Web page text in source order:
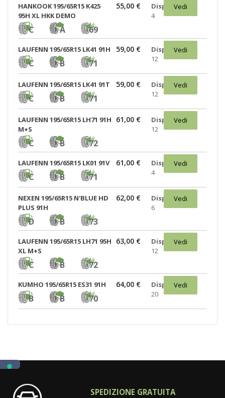
HANKOOK 195/65R15 K425
95H XL HKK DEMO
C A 69
55,00 €
Disponibili:
4
Vedi
LAUFENN 195/65R15 LK41 91H
C B 71
59,00 €
Disponibili:
12
Vedi
LAUFENN 195/65R15 LK41 91T
C B 71
59,00 €
Disponibili:
12
Vedi
LAUFENN 195/65R15 LH71 91H
M+S
C B 72
61,00 €
Disponibili:
12
Vedi
LAUFENN 195/65R15 LK01 91V
C B 71
61,00 €
Disponibili:
4
Vedi
NEXEN 195/65R15 N'BLUE HD
PLUS 91H
D B 73
62,00 €
Disponibili:
6
Vedi
LAUFENN 195/65R15 LH71 95H
XL M+S
C B 72
63,00 €
Disponibili:
12
Vedi
KUMHO 195/65R15 ES31 91H
B B 70
64,00 €
Disponibili:
20
Vedi
SPEDIZIONE GRATUITA